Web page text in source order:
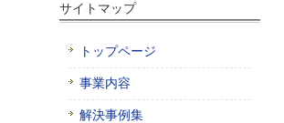
サイトマップ
トップページ
事業内容
解決事例集